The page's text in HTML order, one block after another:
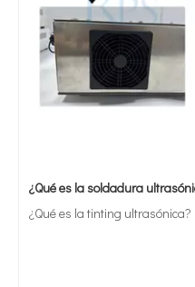
¿Qué es la tinting